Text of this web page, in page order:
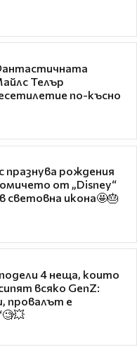
Телър
по-късно
празнува рождения
от „Disney“
световна икона🤩🎂
4 неща, които
всяко GenZ:
провалът е